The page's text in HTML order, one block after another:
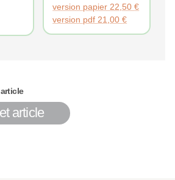
version papier 22,50€
version pdf 21,00€
article